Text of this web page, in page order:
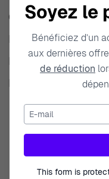
Codes De Réduction
Entretien Des
Entretien Des Bijoux
Soyez le
Bénéficiez d’un
aux dernières
de réduction
E-mail
This form is